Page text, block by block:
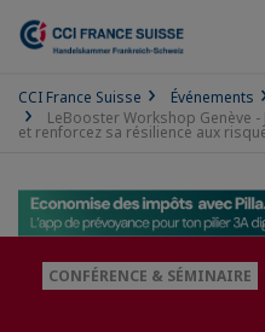
CCI France Suisse Événements
LeBooster Workshop Genève
et renforcez sa résilience aux
CONFÉRENCE & SÉMINAIRE